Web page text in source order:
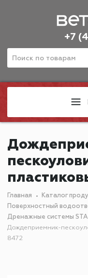
+7
Главная Каталог
Поверхностный
Дренажные системы
Дождеприемник-
8472